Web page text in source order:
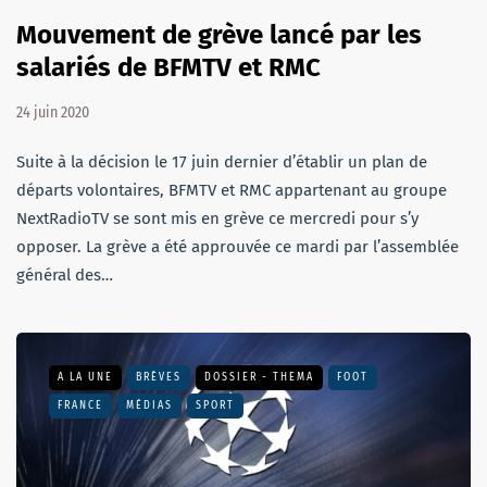
Mouvement de grève lancé par les
salariés de BFMTV et RMC
24 juin 2020
Suite à la décision le 17 juin dernier d’établir un plan de
départs volontaires, BFMTV et RMC appartenant au groupe
NextRadioTV se sont mis en grève ce mercredi pour s’y
opposer. La grève a été approuvée ce mardi par l’assemblée
général des…
A LA UNE BRÈVES DOSSIER - THEMA FOOT
FRANCE MÉDIAS SPORT